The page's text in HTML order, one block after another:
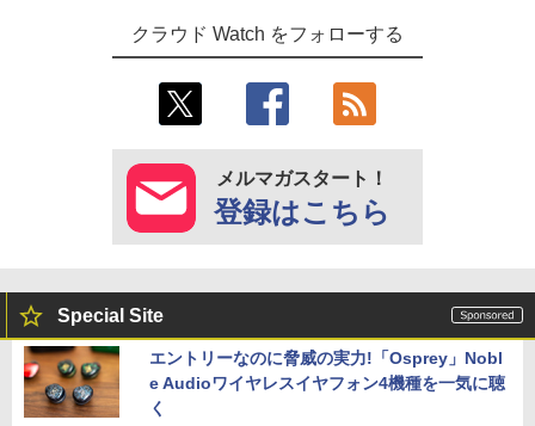
クラウド Watch をフォローする
メルマガスタート！
登録はこちら
Special Site
エントリーなのに脅威の実力!「Osprey」Nobl
e Audioワイヤレスイヤフォン4機種を一気に聴
く